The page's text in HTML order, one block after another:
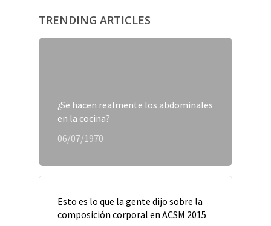
TRENDING ARTICLES
¿Se hacen realmente los abdominales
en la cocina?
06/07/1970
Esto es lo que la gente dijo sobre la
composición corporal en ACSM 2015